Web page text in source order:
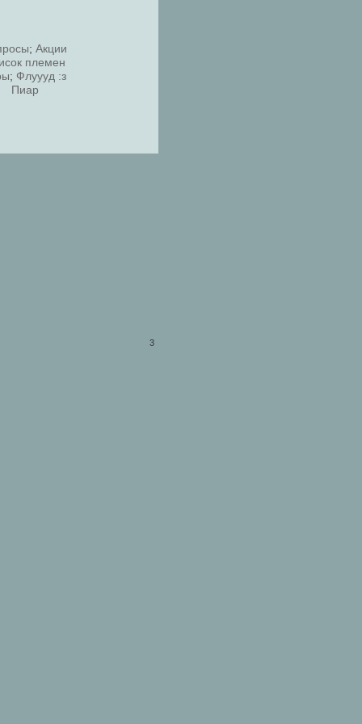
;Акции
племен
; Флуууд :з
Пиар
3